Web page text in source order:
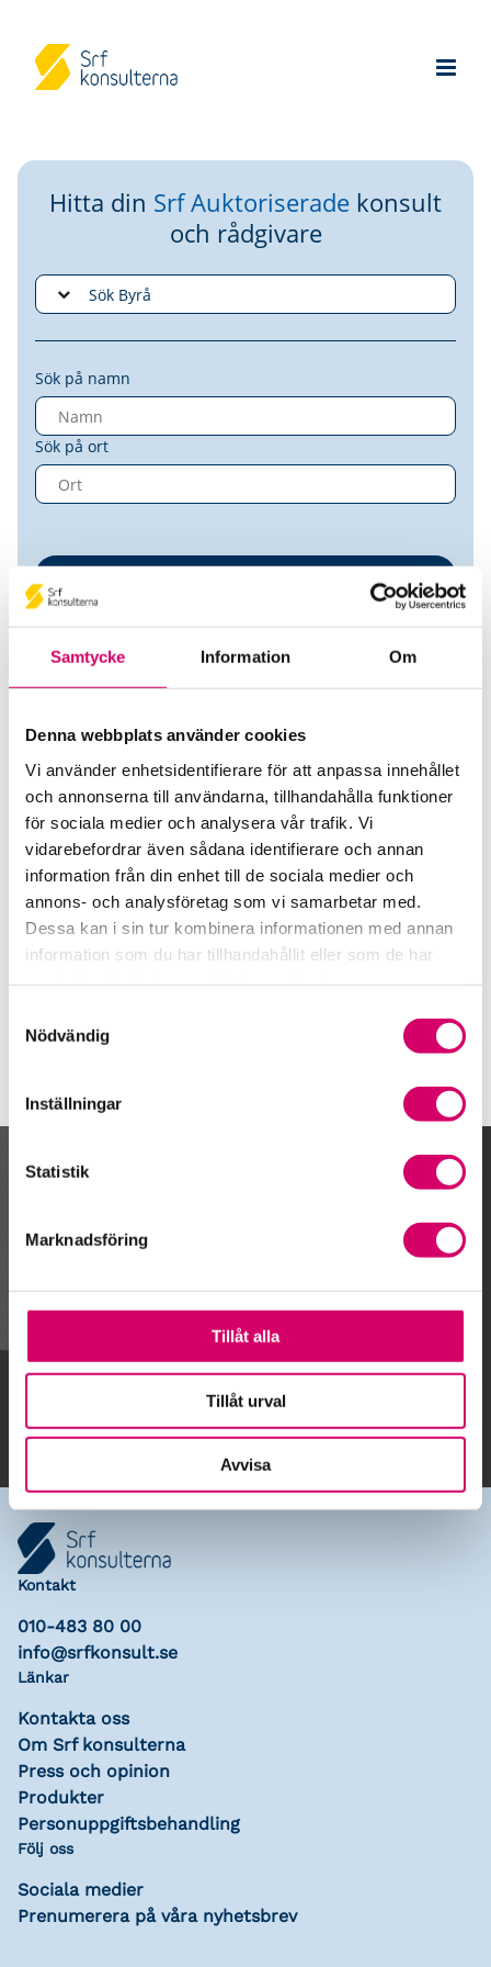
Samtycke Information Om
Denna webbplats använder cookies
Vi använder enhetsidentifierare för att anpassa innehållet
och annonserna till användarna, tillhandahålla funktioner
för sociala medier och analysera vår trafik. Vi
vidarebefordrar även sådana identifierare och annan
information från din enhet till de sociala medier och
annons- och analysföretag som vi samarbetar med.
Dessa kan i sin tur kombinera informationen med annan
information som du har tillhandahållit eller som de har
Nödvändig
Inställningar
Statistik
Marknadsföring
Tillåt alla
Tillåt urval
Avvisa
Hitta din Srf Auktoriserade konsult
och rådgivare
Sök på namn
Sök på ort
Assistera Ekonomi Sthlm 20 AB
Srf Auktoriserade konsulter
Erica Carlsson
Auktoriserad Redovisningskonsult
Skicka e-post
070-764 09 93
Järfälla
Kalendarium
Gå till kalendariet
Lägg till i kalender
Kontakt
010-483 80 00
info@srfkonsult.se
Länkar
Kontakta oss
Om Srf konsulterna
Press och opinion
Produkter
Personuppgiftsbehandling
Följ oss
Sociala medier
Prenumerera på våra nyhetsbrev